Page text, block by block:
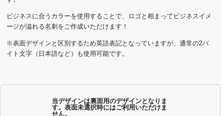
ビジネスに合うカラーを使用することで、ロゴと相まってビジネスイメ
ージが溢れる名刺をご作成いただけます！
※表面デザインと区別するため英語表記となっていますが、通常の2バ
イト文字（日本語など）も使用可能です。
当デザインは裏面用のデザインとなりま
す。表面未選択時にはご利用いただけま
せん。